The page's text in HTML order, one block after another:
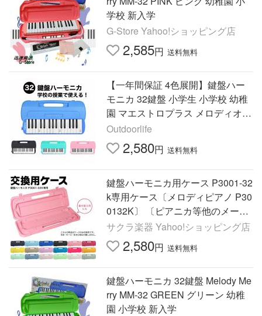
学校 新入学
G-Store Yahoo!ショッピング店
2,585円 送料無料
【一年間保証 4色展開】鍵盤ハー
モニカ 32鍵盤 小学生 小学校 幼稚
園 マエストロプラス メロディオン
メロディピアノ 卓奏 立奏 音楽 楽
器 演奏 入学 入学準備
Outdoorlife
2,580円 送料無料
鍵盤ハーモニカ用ケース P3001-32
k専用ケース〔メロディピアノ P30
0132K〕 〔ピアニカ等他のメーカ
ーには使用できません。〕
サクラ楽器 Yahoo!ショッピング店
2,580円 送料無料
鍵盤ハーモニカ 32鍵盤 Melody Me
rry MM-32 GREEN グリーン 幼稚
園 小学校 新入学